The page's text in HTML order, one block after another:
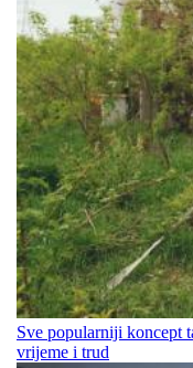
Sve popularniji koncept
vrijeme i trud